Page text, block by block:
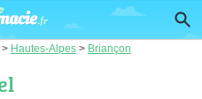
> Hautes-Alpes > Briançon